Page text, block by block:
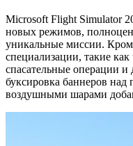
Microsoft Flight Simulator
новых режимов,
уникальные миссии.
специализации, такие
спасательные операции и
буксировка баннеров
воздушными шарами